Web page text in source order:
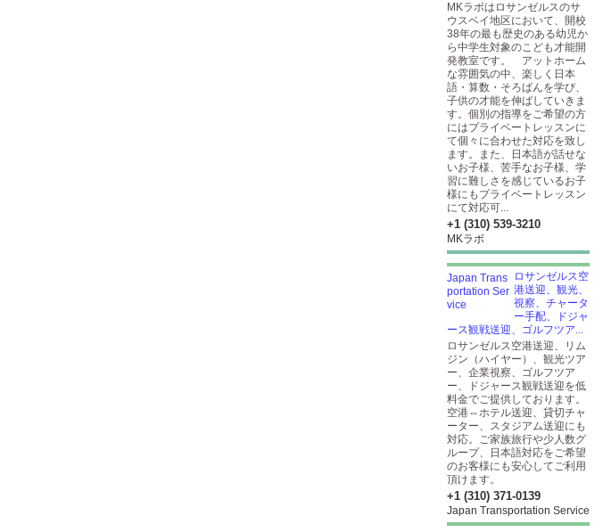
MKラボはロサンゼルスのサ
ウスベイ地区において、開校
38年の最も歴史のある幼児か
ら中学生対象のこども才能開
発教室です。 アットホーム
な雰囲気の中、楽しく日本
語・算数・そろばんを学び、
子供の才能を伸ばしていきま
す。個別の指導をご希望の方
にはプライベートレッスンに
て個々に合わせた対応を致し
ます。また、日本語が話せな
いお子様、苦手なお子様、学
習に難しさを感じているお子
様にもプライベートレッスン
にて対応可...
+1 (310) 539-3210
MKラボ
ロサンゼルス空
港送迎、観光、
視察、チャータ
ー手配、ドジャ
ース観戦送迎、ゴルフツア...
ロサンゼルス空港送迎、リム
ジン（ハイヤー）、観光ツア
ー、企業視察、ゴルフツア
ー、ドジャース観戦送迎を低
料金でご提供しております。
空港⇔ホテル送迎、貸切チャ
ーター、スタジアム送迎にも
対応。ご家族旅行や少人数グ
ループ、日本語対応をご希望
のお客様にも安心してご利用
頂けます。
+1 (310) 371-0139
Japan Transportation Service